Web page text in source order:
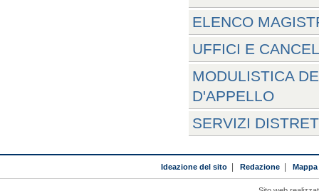
ELENCO
UFFICI E
MODULISTICA
D'APPELLO
SERVIZI
Ideazione del sito| Redazione|